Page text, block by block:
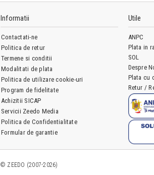
Informatii
Contactati-ne
Politica de retur
Termene si conditii
Modalitati de plata
Politica de utilizare cookie-uri
Program de fidelitate
Achizitii SICAP
Servicii Zeedo Media
Politica de Confidentialitate
Formular de garantie
Utile
ANPC
Plata in
SOL
Despre
Plata cu
Retur /
© ZEEDO (2007-2026)